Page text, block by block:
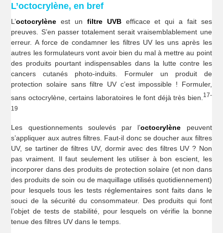
L’octocrylène, en bref
L’octocrylène est un filtre UVBefficace et qui a fait ses
preuves. S’en passer totalement serait vraisemblablement une
erreur. A force de condamner les filtres UV les uns après les
autres les formulateurs vont avoir bien du mal à mettre au point
des produits pourtant indispensables dans la lutte contre les
cancers cutanés photo-induits. Formuler un produit de
protection solaire sans filtre UV c’est impossible ! Formuler,
sans octocrylène, certains laboratoires le font déjà très bien. 17-
19
Les questionnements soulevés par l’octocrylène peuvent
s’appliquer aux autres filtres. Faut-il donc se doucher aux filtres
UV, se tartiner de filtres UV, dormir avec des filtres UV ? Non
pas vraiment. Il faut seulement les utiliser à bon escient, les
incorporer dans des produits de protection solaire (et non dans
des produits de soin ou de maquillage utilisés quotidiennement)
pour lesquels tous les tests réglementaires sont faits dans le
souci de la sécurité du consommateur. Des produits qui font
l’objet de tests de stabilité, pour lesquels on vérifie la bonne
tenue des filtres UV dans le temps.